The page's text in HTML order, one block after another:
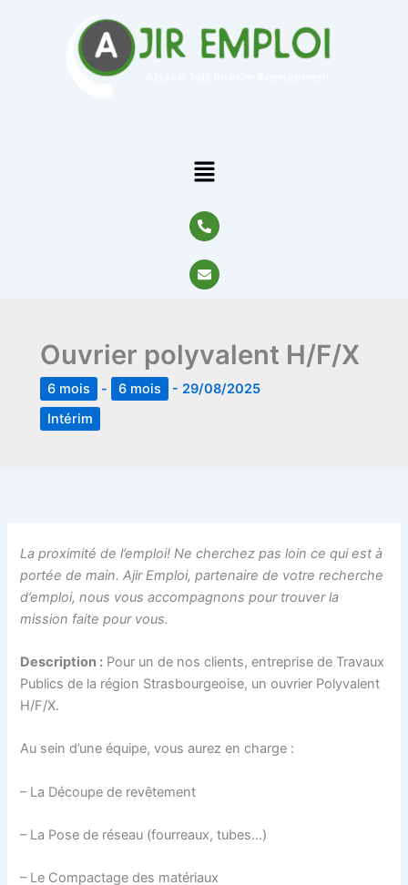
Menu
P
h
o
n
e
-
E
n
v
p
e
Ouvrier polyvalent H/F/X
6 mois - 6 mois - 29/08/2025
Intérim
La proximité de l’emploi! Ne cherchez pas loin ce qui est à
portée de main. Ajir Emploi, partenaire de votre recherche
d’emploi, nous vous accompagnons pour trouver la
mission faite pour vous.
Description : Pour un de nos clients, entreprise de Travaux
Publics de la région Strasbourgeoise, un ouvrier Polyvalent
H/F/X.
Au sein d’une équipe, vous aurez en charge :
– La Découpe de revêtement
– La Pose de réseau (fourreaux, tubes…)
– Le Compactage des matériaux